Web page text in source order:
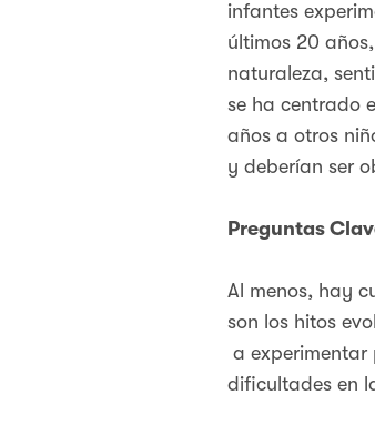
infantes
últimos 20
naturaleza,
se ha centrado
años a otros
y deberían ser
Preguntas
Al menos, hay
son los hitos
a experimentar
dificultades en